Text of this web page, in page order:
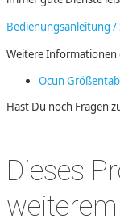
Bedienungsanleitung /
Weitere Informationen
Ocun
Hast Du noch Fragen
Dieses